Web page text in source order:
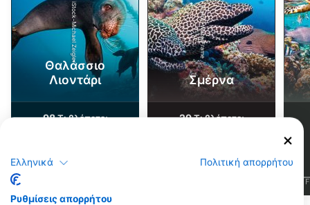
iStock-Michael Zeigler
Θαλάσσιο
Λιοντάρι
98Τι βλέπετε;
Alamy-WaterFrame
Σμέρνα
29Τι βλέπετε;
F
Ελληνικά Πολιτική απορρήτου
Ρυθμίσεις απορρήτου